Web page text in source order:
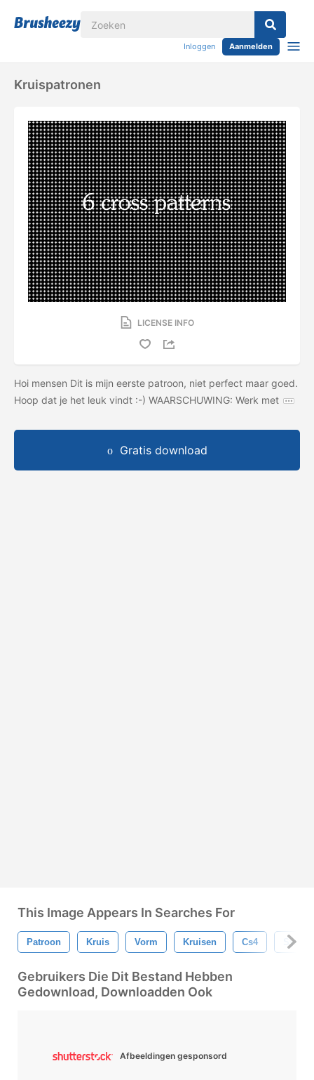
Inloggen Aanmelden
Kruispatronen
LICENSE INFO
Hoi mensen Dit is mijn eerste patroon, niet perfect maar goed.
Hoop dat je het leuk vindt :-) WAARSCHUWING: Werk met
Gratis download
This Image Appears In Searches For
Patroon Kruis Vorm Kruisen Cs4
Gebruikers Die Dit Bestand Hebben
Gedownload, Downloadden Ook
Afbeeldingen gesponsord